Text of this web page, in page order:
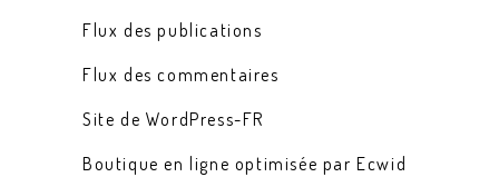
Flux des publications
Flux des commentaires
Site de WordPress-FR
Boutique en ligne optimisée par Ecwid